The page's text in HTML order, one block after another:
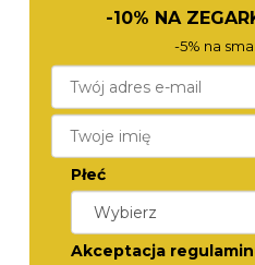
MICHAEL KORS
MK7609
1 280,-
-10% NA
-5% na
Płeć
Akceptacja